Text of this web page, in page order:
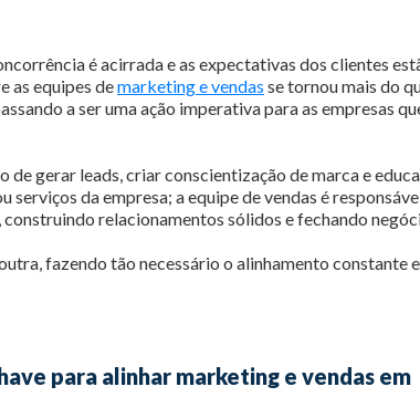
é acirrada e as expectativas dos clientes
as equipes demarketing e vendas se tornou mais do
a ser uma ação imperativa para as empresas
gerar leads, criar conscientização de marca e
da empresa; a equipe de vendas é
relacionamentos sólidos e fechando
fazendo tão necessário o alinhamento constante
para alinhar marketing e vendas em